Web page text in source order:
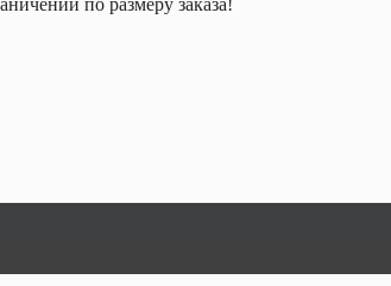
по размеру заказа!